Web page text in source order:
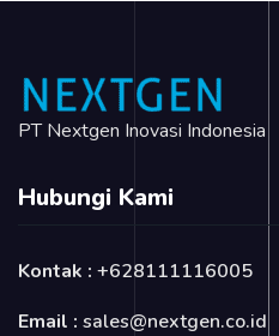
PT Nextgen Inovasi Indonesia
Hubungi Kami
Kontak : +628111116005
Email : sales@nextgen.co.id